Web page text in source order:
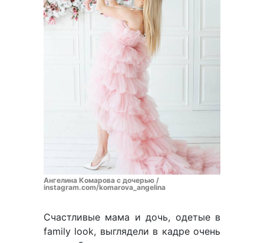
Ангелина Комарова с дочерью /
instagram.com/komarova_angelina
Счастливые мама и дочь, одетые в
family look, выглядели в кадре очень